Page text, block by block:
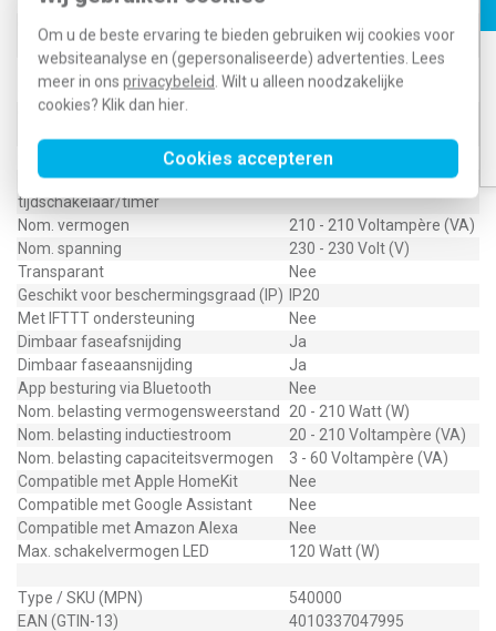
Om u de beste ervaring te bieden gebruiken wij cookies voor
websiteanalyse en (gepersonaliseerde) advertenties. Lees
meer in ons privacybeleid . Wilt u alleen noodzakelijke
cookies? Klik dan hier
Cookies accepteren
Geschikt voor toepassing met RF-
drukker
Nee
Geschikt voor toepassing met IR-
drukker
Nee
Geschikt voor toepassing met
Geschikt voor toepassing met drukker Nee
Geschikt voor toepassing met
tijdschakelaar/timer
Nom. vermogen
210 - 210 Voltampère (VA)
Nom. spanning
230 - 230 Volt (V)
Transparant
Nee
Geschikt voor beschermingsgraad (IP)
IP20
Met IFTTT ondersteuning
Nee
Dimbaar faseafsnijding
Ja
Dimbaar faseaansnijding
Ja
App besturing via Bluetooth
Nee
Nom. belasting vermogensweerstand
20 - 210 Watt (W)
Nom. belasting inductiestroom
20 - 210 Voltampère (VA)
Nom. belasting capaciteitsvermogen
3 - 60 Voltampère (VA)
Compatible met Apple HomeKit
Nee
Compatible met Google Assistant
Nee
Compatible met Amazon Alexa
Nee
Max. schakelvermogen LED
120 Watt (W)
Type / SKU (MPN)
540000
EAN (GTIN-13)
4010337047995